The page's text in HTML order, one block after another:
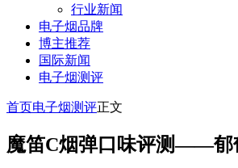
行业新闻
电子烟品牌
博主推荐
国际新闻
电子烟测评
首页电子烟测评正文
魔笛C烟弹口味评测——郁